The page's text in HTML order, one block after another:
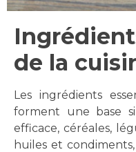
de la
Les ingrédients
forment une base
efficace, céréales,
huiles et